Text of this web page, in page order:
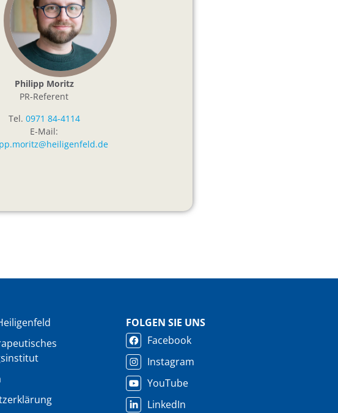
Philipp Moritz
PR-Referent
Tel. 0971 84-4114
E-Mail:
FOLGEN SIE UNS
Facebook
Instagram
YouTube
LinkedIn